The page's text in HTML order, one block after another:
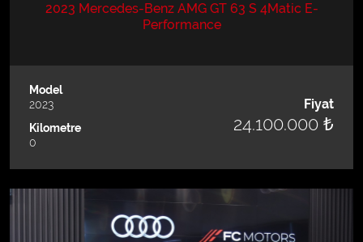
2023 Mercedes-Benz AMG GT 63 S 4Matic E-
Performance
Model
2023
Kilometre
0
Fiyat
24.100.000 ₺